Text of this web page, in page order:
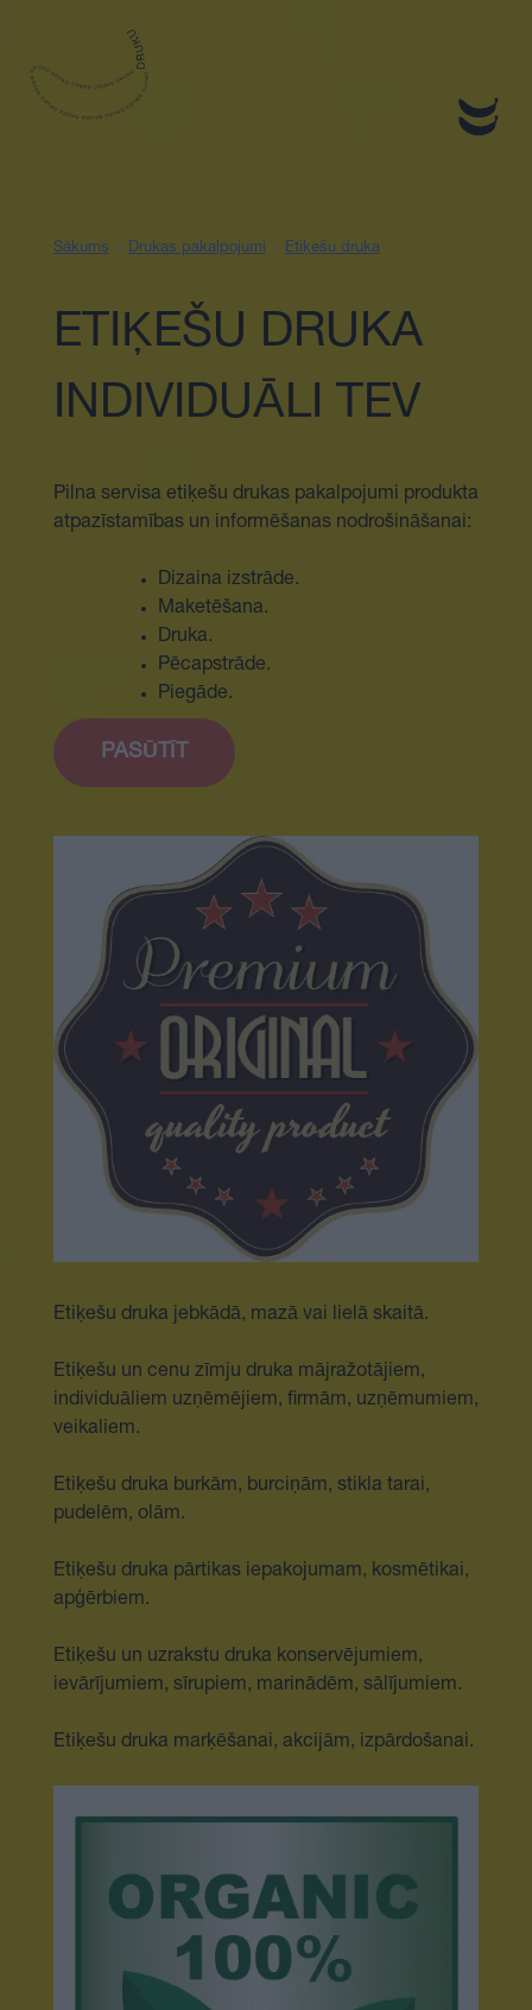
Sākums > Drukas pakalpojumi > Etiķešu druka
ETIĶEŠU DRUKA
INDIVIDUĀLI TEV
Pilna servisa etiķešu drukas pakalpojumi produkta
atpazīstamības un informēšanas nodrošināšanai:
Dizaina izstrāde.
Maketēšana.
Druka.
Pēcapstrāde.
Piegāde.
PASŪTĪT
Etiķešu druka jebkādā, mazā vai lielā skaitā.
Etiķešu un cenu zīmju druka mājražotājiem,
individuāliem uzņēmējiem, firmām, uzņēmumiem,
veikaliem.
Etiķešu druka burkām, burciņām, stikla tarai,
pudelēm, olām.
Etiķešu druka pārtikas iepakojumam, kosmētikai,
apģērbiem.
Etiķešu un uzrakstu druka konservējumiem,
ievārījumiem, sīrupiem, marinādēm, sālījumiem.
Etiķešu druka marķēšanai, akcijām, izpārdošanai.